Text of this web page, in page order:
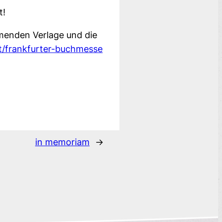
Verlage und die
frankfurter-buchmesse
in memoriam →